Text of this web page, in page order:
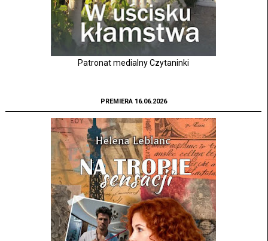
Patronat medialny Czytaninki
PREMIERA 16.06.2026